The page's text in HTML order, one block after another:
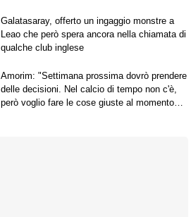
Galatasaray, offerto un ingaggio monstre a
Leao che però spera ancora nella chiamata di
qualche club inglese
Amorim: "Settimana prossima dovrò prendere
delle decisioni. Nel calcio di tempo non c'è,
però voglio fare le cose giuste al momento